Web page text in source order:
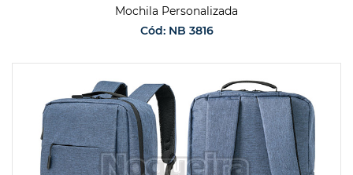
Mochila Personalizada
Cód: NB 3816
SOLICITAR ORÇAMENTO